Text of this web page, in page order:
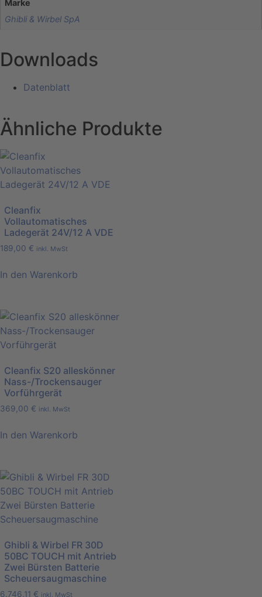
Marke
Ghibli & Wirbel SpA
Downloads
Datenblatt
Ähnliche Produkte
Cleanfix
Vollautomatisches
Ladegerät 24V/12 A VDE
189,00 € inkl. MwSt
In den Warenkorb
Cleanfix S20 alleskönner
Nass-/Trockensauger
Vorführgerät
369,00 € inkl. MwSt
In den Warenkorb
Ghibli & Wirbel FR 30D
50BC TOUCH mit Antrieb
Zwei Bürsten Batterie
Scheuersaugmaschine
6.746,11 € inkl. MwSt